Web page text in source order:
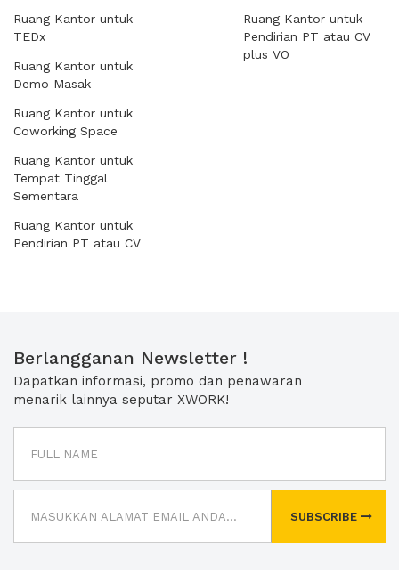
Ruang Kantor untuk
TEDx
Ruang Kantor untuk
Demo Masak
Ruang Kantor untuk
Coworking Space
Ruang Kantor untuk
Tempat Tinggal
Sementara
Ruang Kantor untuk
Pendirian PT atau CV
Ruang Kantor untuk
Pendirian PT atau CV
plus VO
Berlangganan Newsletter !
Dapatkan informasi, promo dan penawaran
menarik lainnya seputar XWORK!
SUBSCRIBE